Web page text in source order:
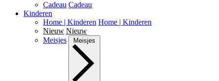
Cadeau Cadeau
Kinderen
Home | Kinderen Home | Kinderen
Nieuw Nieuw
Meisjes
Meisjes